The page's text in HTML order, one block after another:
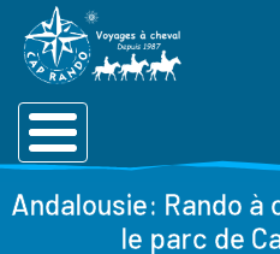
Andalousie: Rando à
le parc de